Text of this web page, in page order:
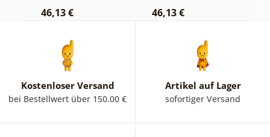
46,13 € 46,13 €
Kostenloser Versand
bei Bestellwert über 150.00 €
Artikel auf Lager
sofortiger Versand